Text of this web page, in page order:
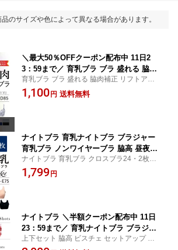
のサイズや色によって異なる場合があります。
＼最大50％OFFクーポン配布中 11日2
3：59まで／ 育乳ブラ ブラ 盛れる 脇肉
補正 リフトアップ 脇肉ブラ 脇肉スッキ
リ 【脇肉3Dブラ】 脇高ブラジャー わき
育乳ブラ ブラ 盛れる 脇肉補正 リフトアッ
プ 脇肉ブラ 脇肉スッキリ 【脇肉3Dブラ】
脇高ブラジャー わき肉 谷間 補正 インナー
1,100円 送料無料
ナイトブラ 育乳ナイトブラ ブラジャー
育乳ブラ ノンワイヤーブラ 脇高 昼夜兼
用 下着 スポーツブラ スポブラ 無地 痛
くない 30代 40代 プレミーナ 『クロス
ナイトブラ 育乳ブラ クロスブラ24・2枚セ
ット 夜用ブラ ノンワイヤーブラ 大きいサ
イズ FTS プレミーナセール
1,799円
ナイトブラ ＼半額クーポン配布中 11日
23：59まで／ 育乳ナイトブラ ブラジャ
ー 育乳 ノンワイヤーブラ 脇高 昼夜兼
上下セット 脇高 ビスチェ セットアップ ブ
ラジャー ショーツ パンティー 下着 インナ